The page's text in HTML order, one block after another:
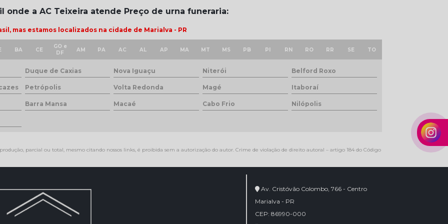
onde a AC Teixeira atende Preço de urna funeraria:
mas estamos localizados na cidade de Marialva - PR
BA CE
GO e
DF
AM PA AC AL AP MA MT MS PB PI RN RO RR SE TO
Duque de Caxias Nova Iguaçu Niterói Belford Roxo
Petrópolis Volta Redonda Magé Itaboraí
Barra Mansa Macaé Cabo Frio Nilópolis
parcial ou total, mesmo citando nossos links, é proibida sem a autorização do autor. Crime de violação de direito autoral – artigo 184 do Código
Av. Cristóvão Colombo, 766 - Centro
Marialva - PR
CEP: 86990-000